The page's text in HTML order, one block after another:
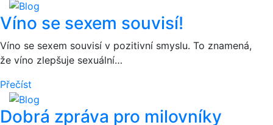
Víno se sexem souvisí!
Víno se sexem souvisí v pozitivní smyslu. To znamená,
že víno zlepšuje sexuální…
Přečíst
Dobrá zpráva pro milovníky